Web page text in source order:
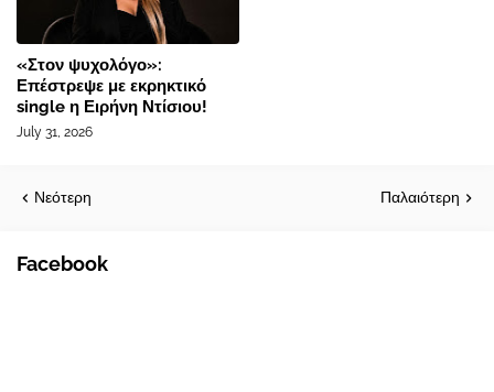
«Στον ψυχολόγο»:
Επέστρεψε με εκρηκτικό
single η Ειρήνη Ντίσιου!
July 31, 2026
Νεότερη Παλαιότερη
Facebook